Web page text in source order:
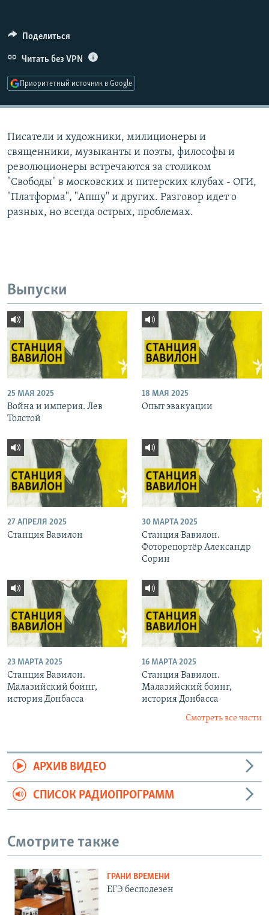
ПОДПИШИТЕСЬ НА РАССЫЛКУ
СОЦИАЛЬНЫЕ СЕТИ
Все сайты РСЕ/РС
Поделиться
Читать без VPN
Приоритетный источник в Google
Писатели и художники, милиционеры и
священники, музыканты и поэты, философы и
революционеры встречаются за столиком
"Свободы" в московских и питерских клубах - ОГИ,
"Платформа", "Апшу" и других. Разговор идет о
разных, но всегда острых, проблемах.
Выпуски
25 МАЯ 2025
Война и империя. Лев
Толстой
18 МАЯ 2025
Опыт эвакуации
27 АПРЕЛЯ 2025
Станция Вавилон
30 МАРТА 2025
Станция Вавилон.
Фоторепортёр Александр
Сорин
23 МАРТА 2025
Станция Вавилон.
Малазийский боинг,
история Донбасса
16 МАРТА 2025
Станция Вавилон.
Малазийский боинг,
история Донбасса
Смотреть все части
АРХИВ ВИДЕО
СПИСОК РАДИОПРОГРАММ
Смотрите также
ГРАНИ ВРЕМЕНИ
ЕГЭ бесполезен